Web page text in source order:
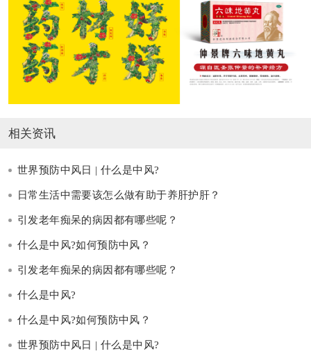
相关资讯
世界预防中风日 | 什么是中风?
日常生活中需要该怎么做有助于养肝护肝？
引发老年痴呆的病因都有哪些呢？
什么是中风?如何预防中风？
引发老年痴呆的病因都有哪些呢？
什么是中风?
什么是中风?如何预防中风？
世界预防中风日 | 什么是中风?